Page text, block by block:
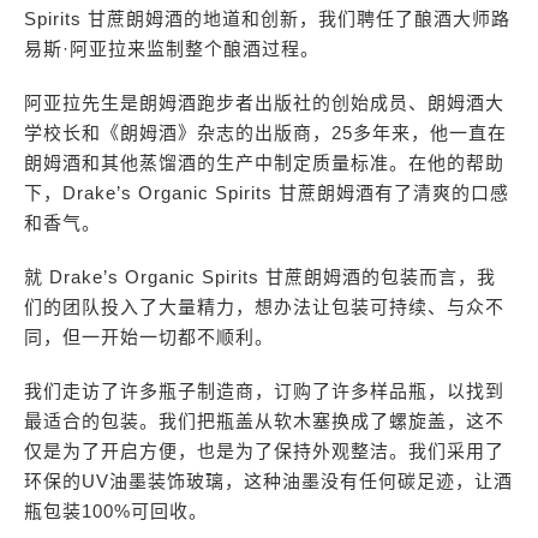
Spirits 甘蔗朗姆酒的地道和创新，我们聘任了酿酒大师路
易斯·阿亚拉来监制整个酿酒过程。
阿亚拉先生是朗姆酒跑步者出版社的创始成员、朗姆酒大
学校长和《朗姆酒》杂志的出版商，25多年来，他一直在
朗姆酒和其他蒸馏酒的生产中制定质量标准。在他的帮助
下，Drake’s Organic Spirits 甘蔗朗姆酒有了清爽的口感
和香气。
就 Drake’s Organic Spirits 甘蔗朗姆酒的包装而言，我
们的团队投入了大量精力，想办法让包装可持续、与众不
同，但一开始一切都不顺利。
我们走访了许多瓶子制造商，订购了许多样品瓶，以找到
最适合的包装。我们把瓶盖从软木塞换成了螺旋盖，这不
仅是为了开启方便，也是为了保持外观整洁。我们采用了
环保的UV油墨装饰玻璃，这种油墨没有任何碳足迹，让酒
瓶包装100%可回收。